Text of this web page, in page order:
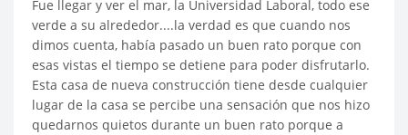
Fue llegar y ver el mar, la Universidad Laboral, todo ese
verde a su alrededor....la verdad es que cuando nos
dimos cuenta, había pasado un buen rato porque con
esas vistas el tiempo se detiene para poder disfrutarlo.
Esta casa de nueva construcción tiene desde cualquier
lugar de la casa se percibe una sensación que nos hizo
quedarnos quietos durante un buen rato porque a